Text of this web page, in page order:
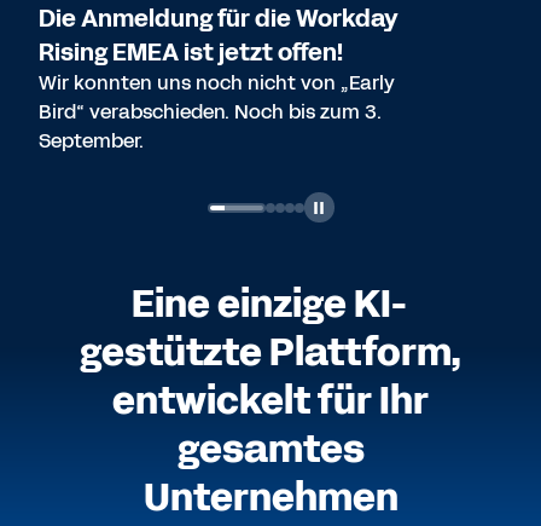
Die Anmeldung für die Workday
Rising EMEA ist jetzt offen!
Wir konnten uns noch nicht von „Early
Bird“ verabschieden. Noch bis zum 3.
September.
Eine einzige KI-
gestützte Plattform,
entwickelt für Ihr
gesamtes
Unternehmen